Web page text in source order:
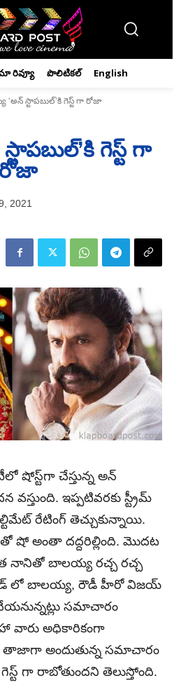
రివ్యూ పొలిటికల్ English
స్టాపబుల్’కి గెస్ట్ గా రోజా
గెస్ట్ గా
రోజా
2021
షోస్ట్‌గా చేస్తున్న అన్
వస్తుంది. ఇప్పటివరకు స్ట్రీమ్
రేటింగ్ తెచ్చుకున్నాయి.
షో అంతా దద్దరిల్లింది. మొదట
నానితో బాలయ్య రచ్చ రచ్చ
లో బాలయ్య, రౌడీ హీరో విజయ్
సమాచారం
వారు అధికారికంగా
తాజాగా అందుతున్న సమాచారం
గా రాబోతుందని తెలుస్తోంది.